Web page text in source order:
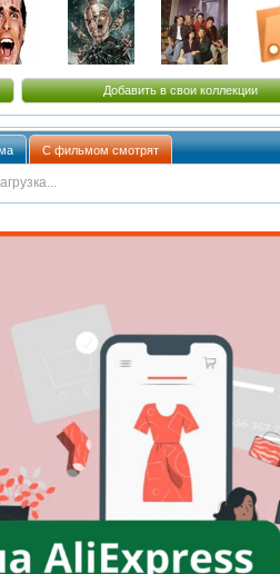
Добавить в свои коллекции
С фильмом смотрят